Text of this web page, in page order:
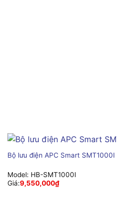
Bộ lưu điện APC Smart
Model: HB-SMT1000I
Giá:9,550,000₫